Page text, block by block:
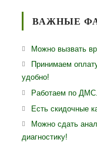
ВАЖНЫЕ
Можно вызвать
Принимаем
удобно!
Работаем по
Есть скидочные
Можно сдать
диагностику!